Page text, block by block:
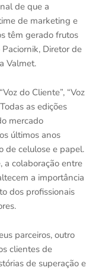
de que a
de marketing e
têm gerado frutos
Diretor de
Valmet.
do Cliente”, “Voz
as edições
mercado
últimos anos
de celulose e papel.
a colaboração entre
a importância
dos profissionais
parceiros, outro
clientes de
de superação e